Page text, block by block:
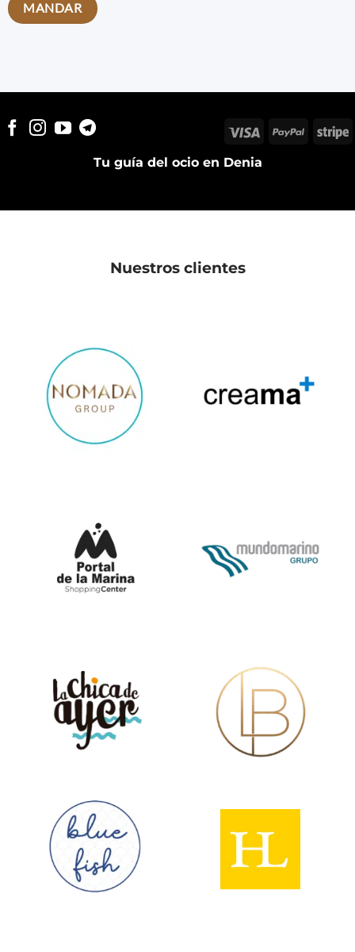
Tu guía del ocio en Denia
Visa PayPal
Nuestros clientes